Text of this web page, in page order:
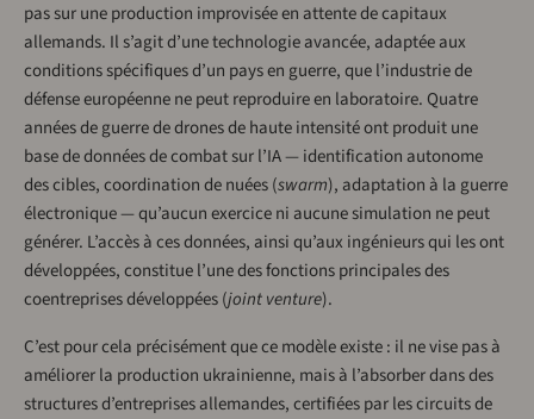
pas sur une production improvisée en attente de capitaux
allemands. Il s’agit d’une technologie avancée, adaptée aux
conditions spécifiques d’un pays en guerre, que l’industrie de
défense européenne ne peut reproduire en laboratoire. Quatre
années de guerre de drones de haute intensité ont produit une
base de données de combat sur l’IA — identification autonome
des cibles, coordination de nuées (swarm), adaptation à la guerre
électronique — qu’aucun exercice ni aucune simulation ne peut
générer. L’accès à ces données, ainsi qu’aux ingénieurs qui les ont
développées, constitue l’une des fonctions principales des
coentreprises développées (joint venture).
C’est pour cela précisément que ce modèle existe : il ne vise pas à
améliorer la production ukrainienne, mais à l’absorber dans des
structures d’entreprises allemandes, certifiées par les circuits de